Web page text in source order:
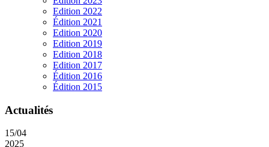
Edition 2022
Édition 2021
Edition 2020
Edition 2019
Edition 2018
Edition 2017
Édition 2016
Édition 2015
Actualités
15/04
2025